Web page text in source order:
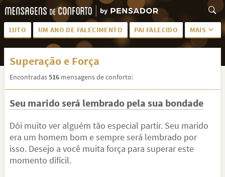
LUTO UM ANO DE FALECIMENTO PAI FALECIDO MAIS
LUTO PARA AMIGA PALAVRAS
SAUDADES DA MÃE
MEUS SENTIMENTOS PÊSAMES PARA AMIGO
FRASES DE LUTO PARA AMIGO FIM DE NAMORO
TODAS AS CATEGORIAS
Superação e Força
Encontradas516 mensagens de conforto:
Seu marido será lembrado pela sua bondade
Dói muito ver alguém tão especial partir. Seu marido
era um homem bom e sempre será lembrado por
isso. Desejo a você muita força para superar este
momento difícil.